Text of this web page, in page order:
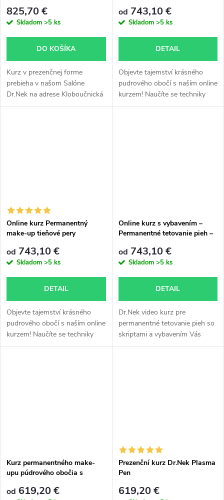
825,70 €
Skladom >5 ks
DO KOŠÍKA
Kurz v prezenčnej forme
prebieha v našom Salóne
Dr.Nek na adrese Kloboučnická
1442/4, Praha 4. Dĺžka kurzu je
certifikátom
PMU pudrové obočie | Skriptá &
certifikát
od 743,10 €
Skladom >5 ks
DETAIL
Objevte tajemství krásného
pudrového obočí s naším online
kurzem! Naučíte se techniky
permanentního make-upu
Online kurz Permanentný
make-up tieňové pery
certifikátom
od 743,10 €
Skladom >5 ks
DETAIL
Objevte tajemství krásného
pudrového obočí s naším online
kurzem! Naučíte se techniky
permanentního make-upu
Online kurz s vybavením –
Permanentné tetovanie pieh –
od 743,10 €
Skladom >5 ks
DETAIL
Dr.Nek video kurz pre
permanentné tetovanie pieh so
skriptami a vybavením Vás
naučí, ako správne vykonať túto
Kurz permanentného make-
upu púdrového obočia s
a certifikát
od 619,20 €
Prezenční kurz Dr.Nek Plasma
Pen
619,20 €